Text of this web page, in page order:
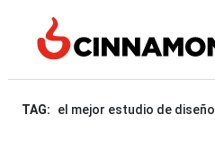
TAG: el mejor estudio de diseño